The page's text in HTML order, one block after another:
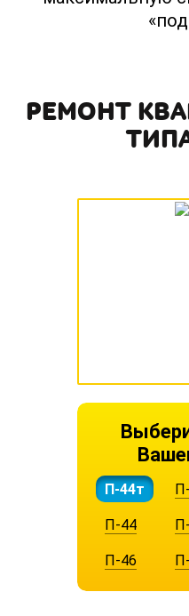
РЕМОНТ
П-44т
П-44
П-46